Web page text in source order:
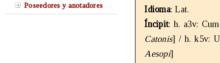
Poseedores y anotadores
Idioma: Lat.
Íncipit: h. a3v:
Catonis] / h. k5v:
Aesopi]